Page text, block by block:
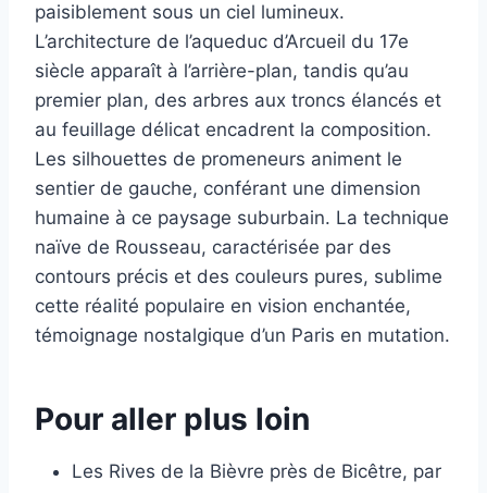
paisiblement sous un ciel lumineux.
L’architecture de l’aqueduc d’Arcueil du 17e
siècle apparaît à l’arrière-plan, tandis qu’au
premier plan, des arbres aux troncs élancés et
au feuillage délicat encadrent la composition.
Les silhouettes de promeneurs animent le
sentier de gauche, conférant une dimension
humaine à ce paysage suburbain. La technique
naïve de Rousseau, caractérisée par des
contours précis et des couleurs pures, sublime
cette réalité populaire en vision enchantée,
témoignage nostalgique d’un Paris en mutation.
Pour aller plus loin
Les Rives de la Bièvre près de Bicêtre, par